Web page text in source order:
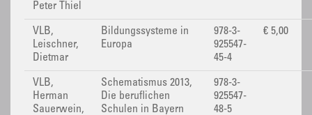
Peter Thiel
VLB,
Leischner,
Dietmar
Bildungssysteme in
Europa
978-3-
925547-
45-4
€ 5,00
VLB,
Herman
Sauerwein,
Schematismus 2013,
Die beruflichen
Schulen in Bayern
978-3-
925547-
48-5